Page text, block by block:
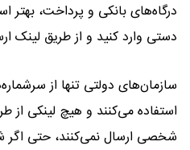
درگاه‌های بانکی و پرداخت،
دستی وارد کنید و از طریق لینک
سازمان‌های دولتی تنها از
استفاده می‌کنند و هیچ لینکی از
شخصی ارسال نمی‌کنند، حتی اگر